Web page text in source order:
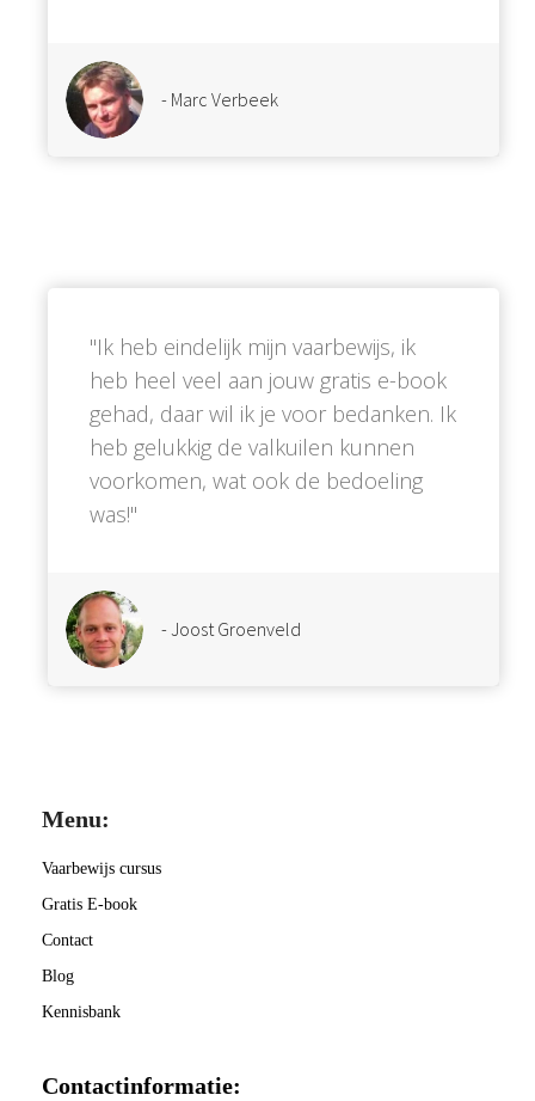
- Marc Verbeek
''Ik heb eindelijk mijn vaarbewijs, ik
heb heel veel aan jouw gratis e-book
gehad, daar wil ik je voor bedanken. Ik
heb gelukkig de valkuilen kunnen
voorkomen, wat ook de bedoeling
was!''
- Joost Groenveld
Menu:
Vaarbewijs cursus
Gratis E-book
Contact
Blog
Kennisbank
Contactinformatie: